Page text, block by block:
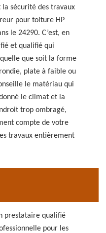
la sécurité des travaux
pour toiture HP
le 24290. C’est, en
et qualifié qui
que soit la forme
plate à faible ou
le matériau qui
le climat et la
trop ombragé,
compte de votre
travaux entièrement
prestataire qualifié
pour les